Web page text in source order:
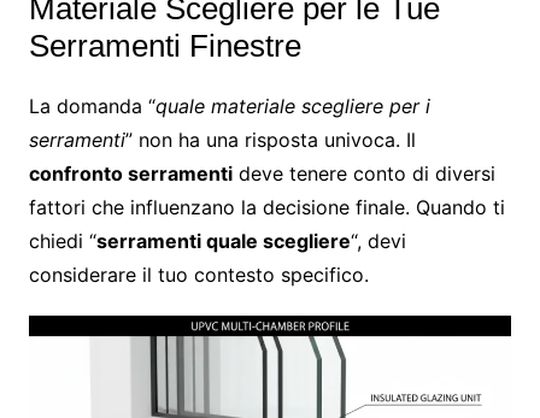
Materiale Scegliere per le Tue
Serramenti Finestre
La domanda “quale materiale scegliere per i
serramenti” non ha una risposta univoca. Il
confronto serramentideve tenere conto di diversi
fattori che influenzano la decisione finale. Quando ti
chiedi “serramenti quale scegliere“, devi
considerare il tuo contesto specifico.